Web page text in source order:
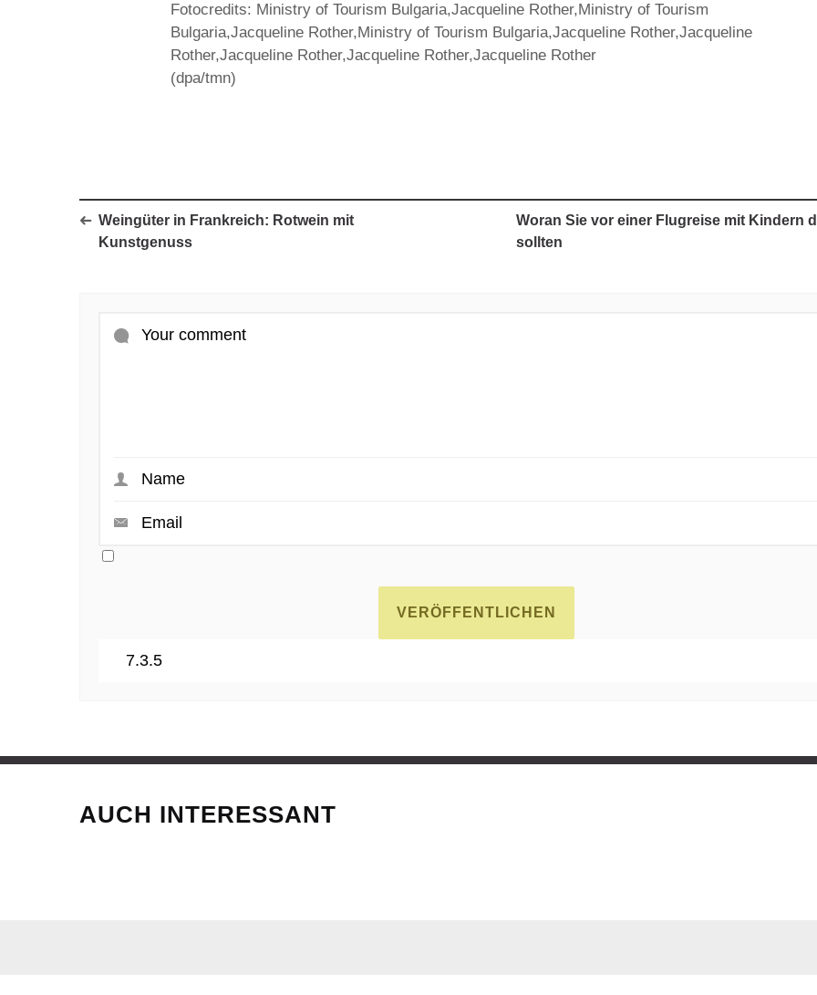
Fotocredits: Ministry of Tourism Bulgaria,Jacqueline Rother,Ministry of Tourism
Bulgaria,Jacqueline Rother,Ministry of Tourism Bulgaria,Jacqueline Rother,Jacqueline
Rother,Jacqueline Rother,Jacqueline Rother,Jacqueline Rother
(dpa/tmn)
Weingüter in Frankreich: Rotwein mit
Kunstgenuss
Woran Sie vor einer Flugreise mit Kindern
sollten
AUCH INTERESSANT